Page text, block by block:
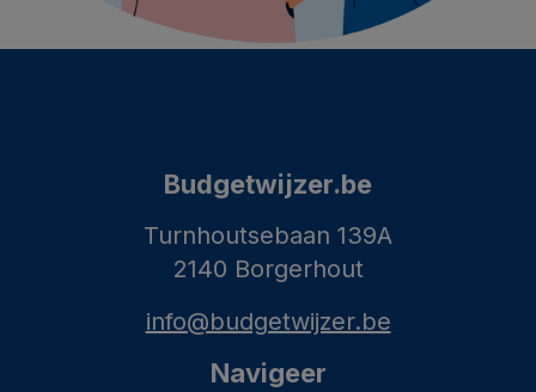
Budgetwijzer.be
Turnhoutsebaan 139A
2140 Borgerhout
info@budgetwijzer.be
Navigeer